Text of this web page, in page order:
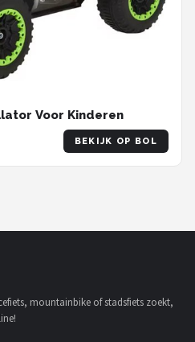
Voor Kinderen
BEKIJK OP BOL
mountainbike of stadsfiets zoekt,